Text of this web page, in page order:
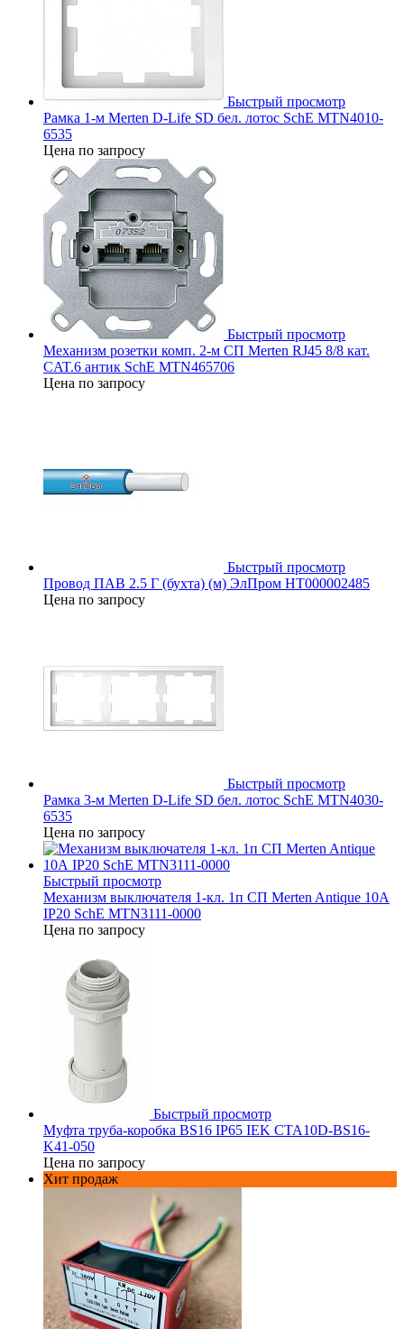
Быстрый просмотр
Рамка 1-м Merten D-Life SD бел. лотос SchE MTN4010-
6535
Цена по запросу
Быстрый просмотр
Механизм розетки комп. 2-м СП Merten RJ45 8/8 кат.
CAT.6 антик SchE MTN465706
Цена по запросу
Быстрый просмотр
Провод ПАВ 2.5 Г (бухта) (м) ЭлПром НТ000002485
Цена по запросу
Быстрый просмотр
Рамка 3-м Merten D-Life SD бел. лотос SchE MTN4030-
6535
Цена по запросу
Быстрый просмотр
Механизм выключателя 1-кл. 1п СП Merten Antique 10А
IP20 SchE MTN3111-0000
Цена по запросу
Быстрый просмотр
Муфта труба-коробка BS16 IP65 IEK CTA10D-BS16-
K41-050
Цена по запросу
Хит продаж